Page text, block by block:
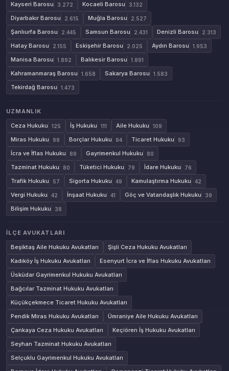
Kayseri Barosu 3.272 Kocaeli Barosu 3.132
Diyarbakır Barosu 2.615 Muğla Barosu 2.527
Şanlıurfa Barosu 2.445 Samsun Barosu 2.431 Denizli Barosu 2.313
Hatay Barosu 2.155 Eskişehir Barosu 2.025 Aydın Barosu 1.953
Manisa Barosu 1.892 Balıkesir Barosu 1.891
Kahramanmaraş Barosu 1.658 Sakarya Barosu 1.583
Tekirdağ Barosu 1.473
UZMANLIK
Ceza Hukuku
125 İş Hukuku 111 Aile Hukuku 109
Miras Hukuku 99 Borçlar Hukuku 94 Ticaret Hukuku 93
İcra ve İflas Hukuku 89 Gayrimenkul Hukuku 80
Tazminat Hukuku 80 Tüketici Hukuku 79 İdare Hukuku 76
Trafik Hukuku 57 Sigorta Hukuku 49 Kamulaştırma Hukuku 42
Vergi Hukuku 42 İnşaat Hukuku 41 Göç ve Vatandaşlık Hukuku 39
Bilişim Hukuku 38
İLÇE AVUKATLARI
Beşiktaş Aile Hukuku Avukatları
Şişli Ceza Hukuku Avukatları
Kadıköy İş Hukuku Avukatları
Esenyurt İcra ve İflas Hukuku Avukatları
Üsküdar Gayrimenkul Hukuku Avukatları
Bağcılar Tazminat Hukuku Avukatları
Küçükçekmece Ticaret Hukuku Avukatları
Pendik Miras Hukuku Avukatları
Ümraniye Aile Hukuku Avukatları
Çankaya Ceza Hukuku Avukatları
Keçiören İş Hukuku Avukatları
Seyhan Tazminat Hukuku Avukatları
Selçuklu Gayrimenkul Hukuku Avukatları